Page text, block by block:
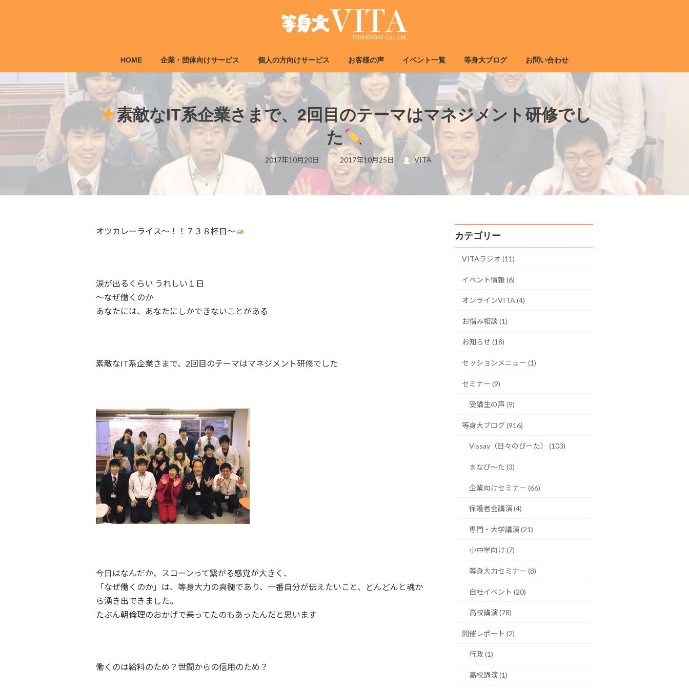
キ
ッ
に
移
HOME 企業・団体向けサービス 個人の方向けサービス お客様の声 イベント一覧 等身大ブログ お問い合わせ
素敵なIT系企業さまで、2回目のテーマはマネジメント研修でし
た
2017年10月20日
最
終
更
新
日
2017年10月25日 VITA
オツカレーライス～！！７３８杯目～
涙が出るくらい うれしい１日
〜なぜ働くのか
あなたには、あなたにしかできないことがある
素敵なIT系企業さまで、2回目のテーマはマネジメント研修でした
今日はなんだか、スコーンって繋がる感覚が大きく、
「なぜ働くのか」は、等身大力の真髄であり、一番自分が伝えたいこと、どんどんと魂か
ら湧き出できました。
たぶん朝倫理のおかげで乗ってたのもあったんだと思います
働くのは給料のため？世間からの信用のため？
カテゴリー
VITAラジオ (11)
イベント情報 (6)
オンラインVITA (4)
お悩み相談 (1)
お知らせ (18)
セッションメニュー (1)
セミナー (9)
受講生の声 (9)
等身大ブログ (916)
Vissay（日々のびーた） (103)
まなび〜た (3)
企業向けセミナー (66)
保護者会講演 (4)
専門・大学講演 (21)
小中学向け (7)
等身大力セミナー (8)
自社イベント (20)
高校講演 (78)
開催レポート (2)
行政 (1)
高校講演 (1)